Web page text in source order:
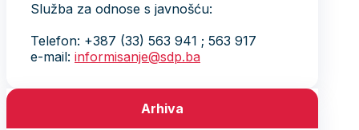
Služba za odnose s javnošću:
Telefon: +387 (33) 563 941 ; 563 917
e-mail: informisanje@sdp.ba
Arhiva